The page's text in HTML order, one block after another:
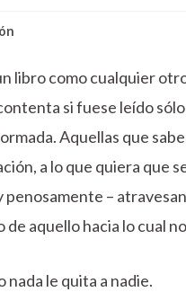
libro como cualquier
si fuese leído
Aquellas que
a lo que quiera que
penosamente –
aquello hacia lo cual
nada le quita a nadie.